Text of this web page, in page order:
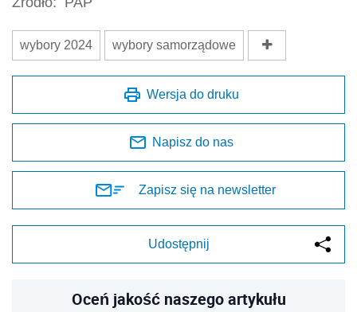
wybory 2024 wybory samorządowe
Wersja do druku
Napisz do nas
Zapisz się na newsletter
Udostępnij
Oceń jakość naszego artykułu